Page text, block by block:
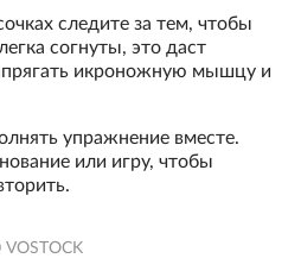
следите за тем, чтобы
согнуты, это даст
икроножную мышцу и
упражнение вместе.
или игру, чтобы